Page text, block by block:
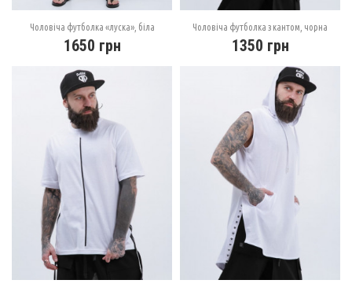
Чоловіча футболка «луска», біла
1650 грн
Чоловіча футболка з кантом, чорна
1350 грн